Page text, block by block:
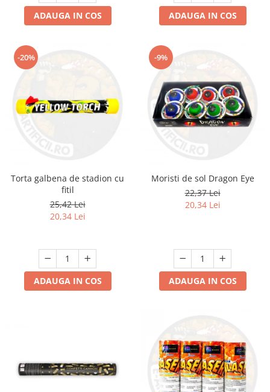
ADAUGA IN COS ADAUGA IN COS
-20%
Torta galbena de stadion cu
fitil
25,42 Lei
20,34 Lei
ADAUGA IN COS
-9%
Moristi de sol Dragon Eye
22,37 Lei
20,34 Lei
ADAUGA IN COS